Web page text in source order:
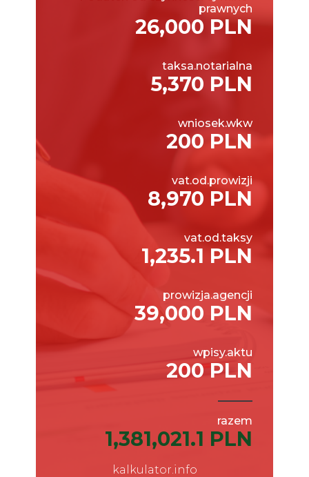
prawnych
26,000 PLN
taksa.notarialna
5,370 PLN
wniosek.wkw
200 PLN
vat.od.prowizji
8,970 PLN
vat.od.taksy
1,235.1 PLN
prowizja.agencji
39,000 PLN
wpisy.aktu
200 PLN
razem
1,381,021.1 PLN
kalkulator.info